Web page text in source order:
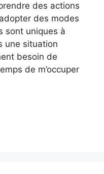
des actions
des modes
sont uniques à
une situation
besoin de
de m’occuper